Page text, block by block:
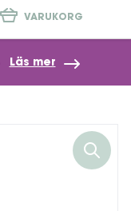
VARUKORG
Läs mer